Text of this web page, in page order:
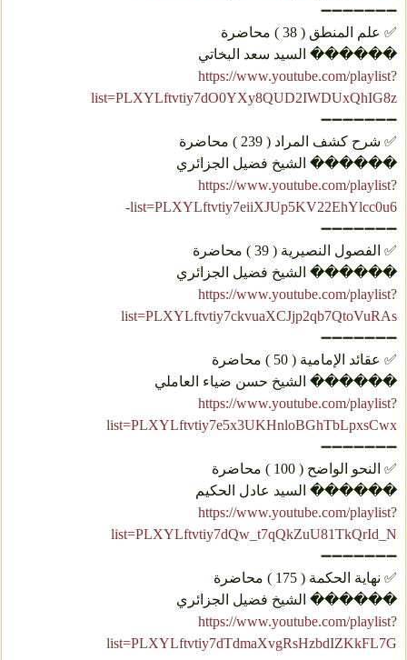
➖➖➖➖➖➖➖
✅ علم المنطق ( 38 ) محاضرة
������ السيد سعد البخاتي
https://www.youtube.com/playlist?
list=PLXYLftvtiy7dO0YXy8QUD2IWDUxQhIG8z
➖➖➖➖➖➖➖
✅ شرح كشف المراد ( 239 ) محاضرة
������ الشيخ فضيل الجزائري
https://www.youtube.com/playlist?
list=PLXYLftvtiy7eiiXJUp5KV22EhYlcc0u6-
➖➖➖➖➖➖➖
✅ الفصول النصيرية ( 39 ) محاضرة
������ الشيخ فضيل الجزائري
https://www.youtube.com/playlist?
list=PLXYLftvtiy7ckvuaXCJjp2qb7QtoVuRAs
➖➖➖➖➖➖➖
✅ عقائد الإمامية ( 50 ) محاضرة
������ الشيخ حسن ضياء العاملي
https://www.youtube.com/playlist?
list=PLXYLftvtiy7e5x3UKHnloBGhTbLpxsCwx
➖➖➖➖➖➖➖
✅ النحو الواضح ( 100 ) محاضرة
������ السيد عادل الحكيم
https://www.youtube.com/playlist?
list=PLXYLftvtiy7dQw_t7qQkZuU81TkQrId_N
➖➖➖➖➖➖➖
✅ نهاية الحكمة ( 175 ) محاضرة
������ الشيخ فضيل الجزائري
https://www.youtube.com/playlist?
list=PLXYLftvtiy7dTdmaXvgRsHzbdIZKkFL7G